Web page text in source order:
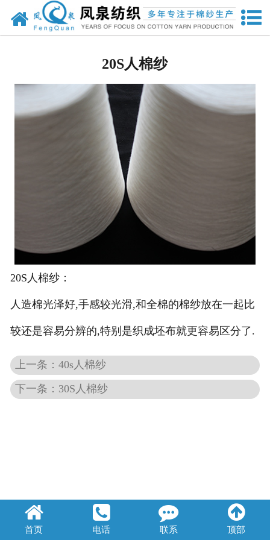
网站首页
竹纤维纱
其他纱线
强捻纱
天丝
20S人棉纱
20S人棉纱：
人造棉光泽好,手感较光滑,和全棉的棉纱放在一起比
较还是容易分辨的,特别是织成坯布就更容易区分了.
上一条：40s人棉纱
下一条：30S人棉纱
首页 电话 联系 顶部